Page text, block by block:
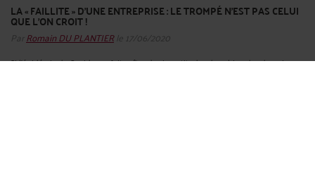
LA « FAILLITE » D’UNE ENTREPRISE : LE TROMPÉ N’EST PAS CELUI
QUE L’ON CROIT !
Par Romain DU PLANTIERle 17/06/2020
Si l’épidémie de Covid-19 a fait naître des incertitudes dans bien des domaines,